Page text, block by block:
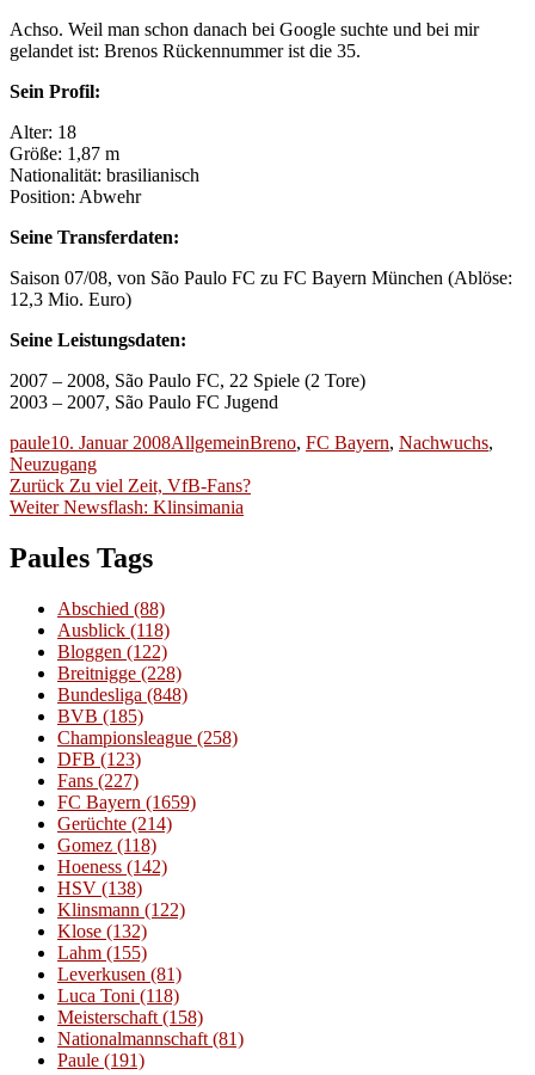
Achso. Weil man schon danach bei Google suchte und bei mir
gelandet ist: Brenos Rückennummer ist die 35.
Sein Profil:
Alter: 18
Größe: 1,87 m
Nationalität: brasilianisch
Position: Abwehr
Seine Transferdaten:
Saison 07/08, von São Paulo FC zu FC Bayern München (Ablöse:
12,3 Mio. Euro)
Seine Leistungsdaten:
2007 – 2008, São Paulo FC, 22 Spiele (2 Tore)
2003 – 2007, São Paulo FC Jugend
Autor
pauleVeröffentlicht
am
10. Januar 2008Kategorien
AllgemeinSchlagwörter
Breno, FC Bayern, Nachwuchs,
Neuzugang
Beitragsnavigation
Zurück Vorheriger
Beitrag:
Zu viel Zeit, VfB-Fans?
Weiter Nächster
Newsflash: Klinsimania
Paules Tags
Abschied (88)
Ausblick (118)
Bloggen (122)
Breitnigge (228)
Bundesliga (848)
BVB (185)
Championsleague (258)
DFB (123)
Fans (227)
FC Bayern (1659)
Gerüchte (214)
Gomez (118)
Hoeness (142)
HSV (138)
Klinsmann (122)
Klose (132)
Lahm (155)
Leverkusen (81)
Luca Toni (118)
Meisterschaft (158)
Nationalmannschaft (81)
Paule (191)